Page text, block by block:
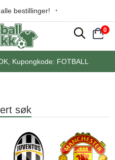
bestillinger!
󰂨 0
󰃠
Kupongkode: FOTBALL
søk